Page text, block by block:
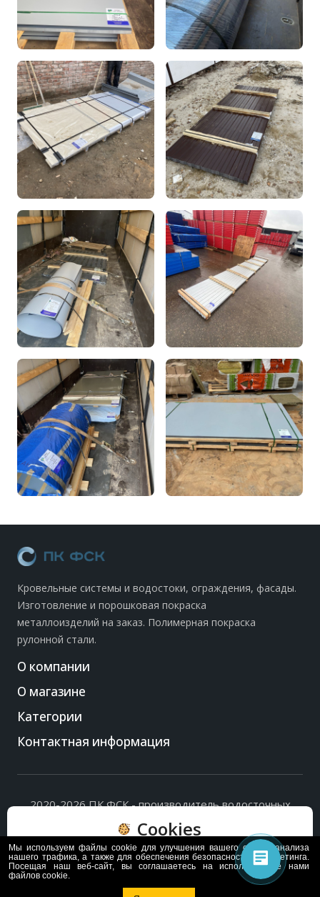
Кровельные системы и водостоки, ограждения, фасады.
Изготовление и порошковая покраска
металлоизделий на заказ. Полимерная покраска
рулонной стали.
О компании
О магазине
Категории
Контактная информация
2020-2026 ПК ФСК - производитель водосточных
Политика обработки персональных данных
на их обработку.
Cookies
Пользуясь сайтом, вы соглашаетесь с политикой
обработки и хранения данных Cookie
Мы используем файлы cookie для улучшения вашего опыта, анализа
нашего трафика, а также для обеспечения безопасности и маркетинга.
Посещая наш веб-сайт, вы соглашаетесь на использование нами
файлов cookie.